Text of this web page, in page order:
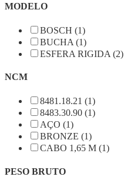
MODELO
BOSCH (1)
BUCHA (1)
ESFERA RIGIDA (2)
NCM
8481.18.21 (1)
8483.30.90 (1)
AÇO (1)
BRONZE (1)
CABO 1,65 M (1)
PESO BRUTO